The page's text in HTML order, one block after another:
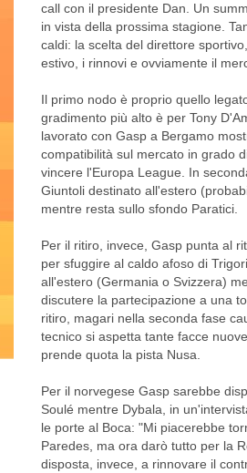
call con il presidente Dan. Un
in vista della prossima stagione.
caldi: la scelta del direttore
estivo, i rinnovi e ovviamente il
Il primo nodo è proprio quello
gradimento più alto è per Tony
lavorato con Gasp a Bergamo
compatibilità sul mercato in grado
vincere l'Europa League. In
Giuntoli destinato all'estero
mentre resta sullo sfondo Paratici.
Per il ritiro, invece, Gasp punta al
per sfuggire al caldo afoso di
all'estero (Germania o Svizzera)
discutere la partecipazione a una
ritiro, magari nella seconda fase
tecnico si aspetta tante facce
prende quota la pista Nusa.
Per il norvegese Gasp sarebbe
Soulé mentre Dybala, in
le porte al Boca: "Mi piacerebbe
Paredes, ma ora darò tutto per la
disposta, invece, a rinnovare il